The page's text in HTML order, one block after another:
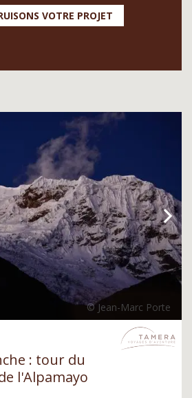
VOTRE PROJET
: tour du
l'Alpamayo